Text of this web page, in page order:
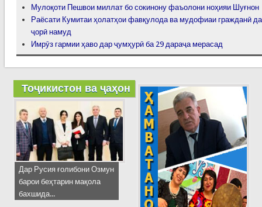
Мулоқоти Пешвои миллат бо сокинону фаъолони ноҳияи Шуғнон
Раёсати Кумитаи ҳолатҳои фавқулода ва мудофиаи гражданӣ
ҷорӣ намуд
Имрӯз гармии ҳаво дар ҷумҳурӣ ба 29 дараҷа мерасад
Тоҷикистон ва ҷаҳон
Дар Русия ғолибони Озмун
барои беҳтарин мақола
бахшида...